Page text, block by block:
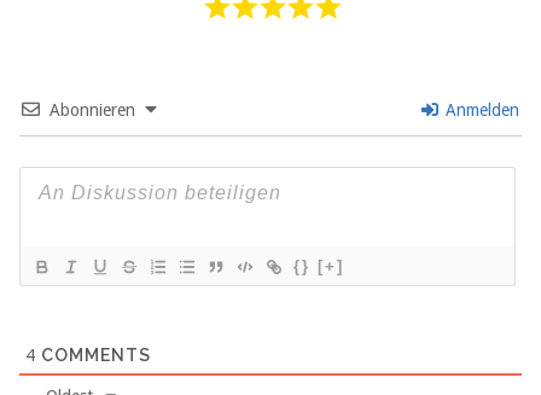
Abonnieren Anmelden
{} [+]
4 COMMENTS